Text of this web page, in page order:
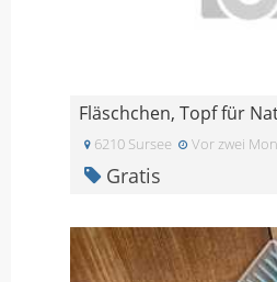
Fläschchen, Topf für
6210 Sursee Vor zwei
Gratis